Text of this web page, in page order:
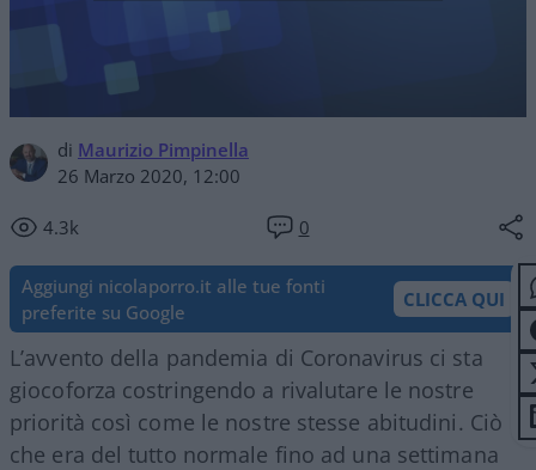
di Maurizio Pimpinella
26 Marzo 2020, 12:00
4.3k 0
Aggiungi nicolaporro.it alle tue fonti
preferite su Google
CLICCA QUI
L’avvento della pandemia di Coronavirus ci sta
giocoforza costringendo a rivalutare le nostre
priorità così come le nostre stesse abitudini. Ciò
che era del tutto normale fino ad una settimana